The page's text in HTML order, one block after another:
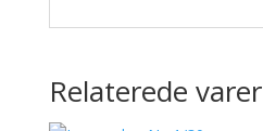
Relaterede varer